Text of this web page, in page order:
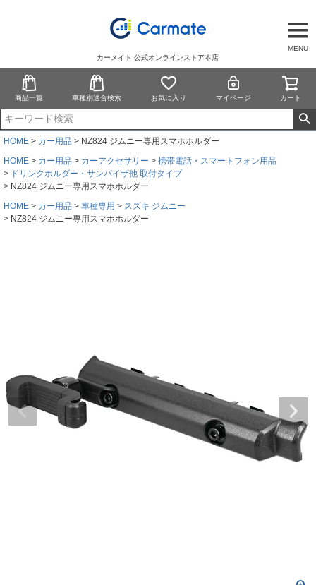
MENU
カーメイト 公式オンラインストア本店
商品一覧 車種別適合検索 お気に入り マイページ カート
HOME カー用品
NZ824 ジムニー専用スマホホルダー
HOME
カー用品 カーアクセサリー
携帯電話・スマートフォン用品
ドリンクホルダー・サンバイザ他 取付タイプ
NZ824 ジムニー専用スマホホルダー
HOME
カー用品 車種専用
スズキ ジムニー
NZ824 ジムニー専用スマホホルダー